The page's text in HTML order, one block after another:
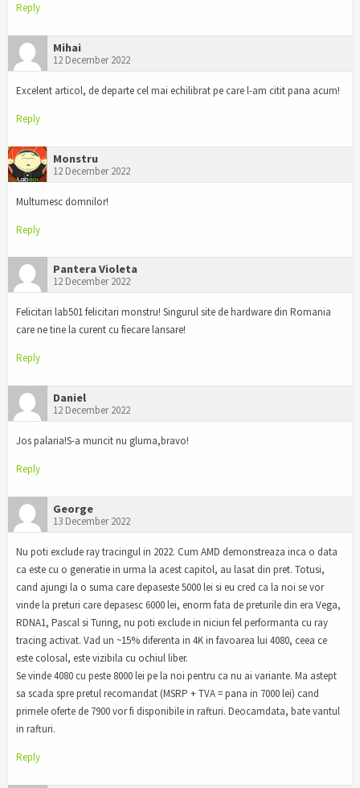
Reply
Mihai
12 December 2022
Excelent articol, de departe cel mai echilibrat pe care l-am citit pana acum!
Reply
Monstru
12 December 2022
Multumesc domnilor!
Reply
Pantera Violeta
12 December 2022
Felicitari lab501 felicitari monstru! Singurul site de hardware din Romania
care ne tine la curent cu fiecare lansare!
Reply
Daniel
12 December 2022
Jos palaria!S-a muncit nu gluma,bravo!
Reply
George
13 December 2022
Nu poti exclude ray tracingul in 2022. Cum AMD demonstreaza inca o data
ca este cu o generatie in urma la acest capitol, au lasat din pret. Totusi,
cand ajungi la o suma care depaseste 5000 lei si eu cred ca la noi se vor
vinde la preturi care depasesc 6000 lei, enorm fata de preturile din era Vega,
RDNA1, Pascal si Turing, nu poti exclude in niciun fel performanta cu ray
tracing activat. Vad un ~15% diferenta in 4K in favoarea lui 4080, ceea ce
este colosal, este vizibila cu ochiul liber.
Se vinde 4080 cu peste 8000 lei pe la noi pentru ca nu ai variante. Ma astept
sa scada spre pretul recomandat (MSRP + TVA = pana in 7000 lei) cand
primele oferte de 7900 vor fi disponibile in rafturi. Deocamdata, bate vantul
in rafturi.
Reply